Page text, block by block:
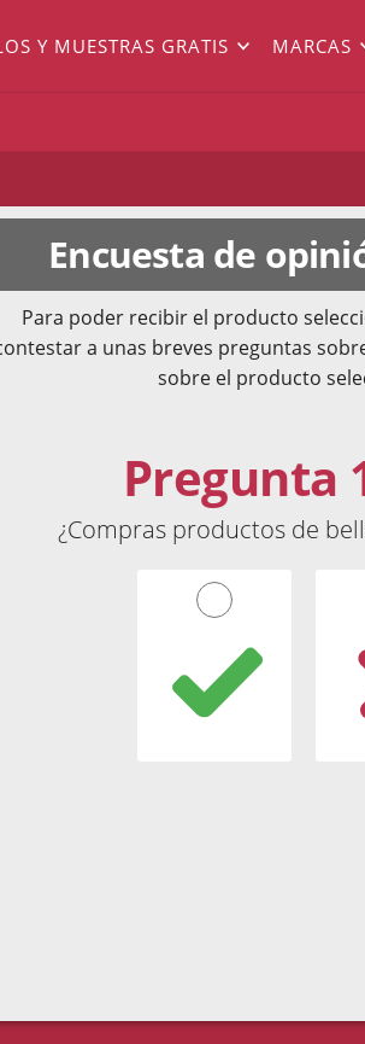
Y MUESTRAS GRATIS MARCAS
Encuesta de
Para poder recibir el producto
a unas breves preguntas
sobre el producto
Pregunta
¿Compras productos de